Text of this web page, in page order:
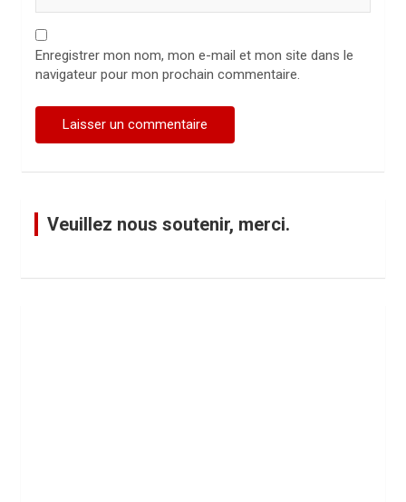
Enregistrer mon nom, mon e-mail et mon site dans le
navigateur pour mon prochain commentaire.
Veuillez nous soutenir, merci.